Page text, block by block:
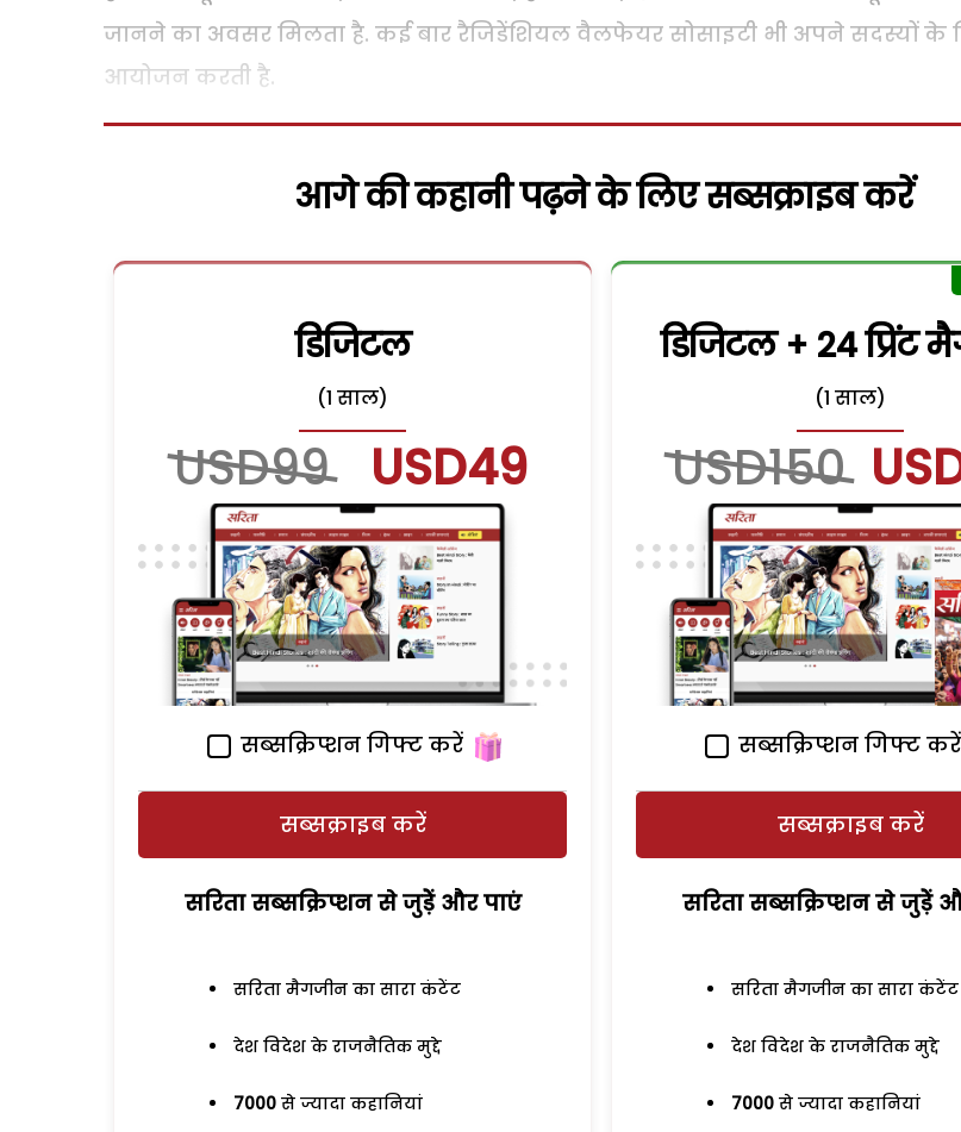
जानने का अवसर मिलता है. कई बार रैजिडेंशियल वैलफेयर सोसाइटी भी अपने सदस्यों के
आयोजन करती है.
आगे की कहानी पढ़ने के लिए सब्सक्राइब करें
डिजिटल
(1 साल)
USD99 USD49
सब्सक्रिप्शन गिफ्ट करें
सब्सक्राइब करें
सरिता सब्सक्रिप्शन से जुड़ेें और पाएं
सरिता मैगजीन का सारा कंटेंट
देश विदेश के राजनैतिक मुद्दे
7000 से ज्यादा कहानियां
डिजिटल + 24 प्रिंट
(1 साल)
USD150
सब्सक्रिप्शन गिफ्ट करें
सब्सक्राइब करें
सरिता सब्सक्रिप्शन से जुड़ेें
सरिता मैगजीन का सारा कंटेंट
देश विदेश के राजनैतिक मुद्दे
7000 से ज्यादा कहानियां